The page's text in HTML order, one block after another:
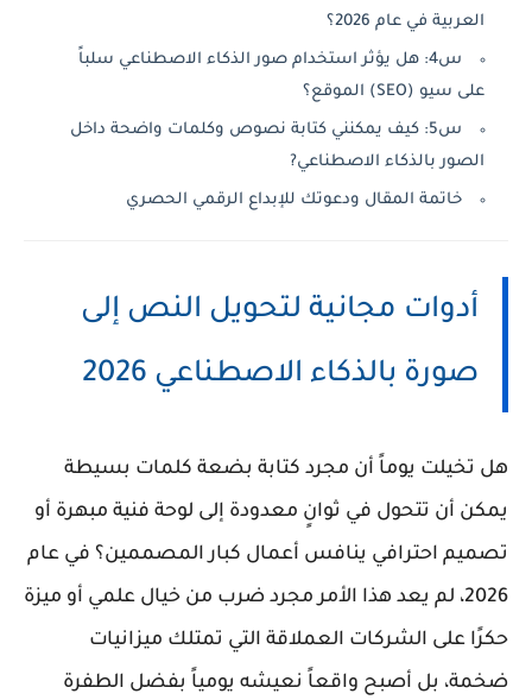
العربية في عام 2026؟
س4: هل يؤثر استخدام صور الذكاء الاصطناعي سلباً
على سيو (SEO) الموقع؟
س5: كيف يمكنني كتابة نصوص وكلمات واضحة داخل
الصور بالذكاء الاصطناعي?
خاتمة المقال ودعوتك للإبداع الرقمي الحصري
أدوات مجانية لتحويل النص إلى
صورة بالذكاء الاصطناعي 2026
هل تخيلت يوماً أن مجرد كتابة بضعة كلمات بسيطة
يمكن أن تتحول في ثوانٍ معدودة إلى لوحة فنية مبهرة أو
تصميم احترافي ينافس أعمال كبار المصممين؟ في عام
2026، لم يعد هذا الأمر مجرد ضرب من خيال علمي أو ميزة
حكرًا على الشركات العملاقة التي تمتلك ميزانيات
ضخمة، بل أصبح واقعاً نعيشه يومياً بفضل الطفرة